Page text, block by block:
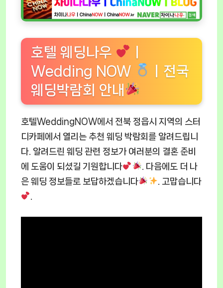
호텔 웨딩나우
Wedding NOW
ㅣ전국
웨딩박람회 안내
호텔WeddingNOW에서 전북 정읍시 지역의 스터
디카페에서 열리는 추천 웨딩 박람회를 알려드립니
다. 알려드린 웨딩 관련 정보가 여러분의 결혼 준비
에 도움이 되셨길 기원합니다
. 다음에도 더 나
은 웨딩 정보들로 보답하겠습니다
. 고맙습니다